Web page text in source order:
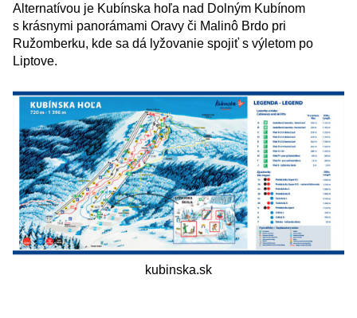
Alternatívou je Kubínska hoľa nad Dolným Kubínom
s krásnymi panorámami Oravy či Malinô Brdo pri
Ružomberku, kde sa dá lyžovanie spojiť s výletom po
Liptove.
kubinska.sk